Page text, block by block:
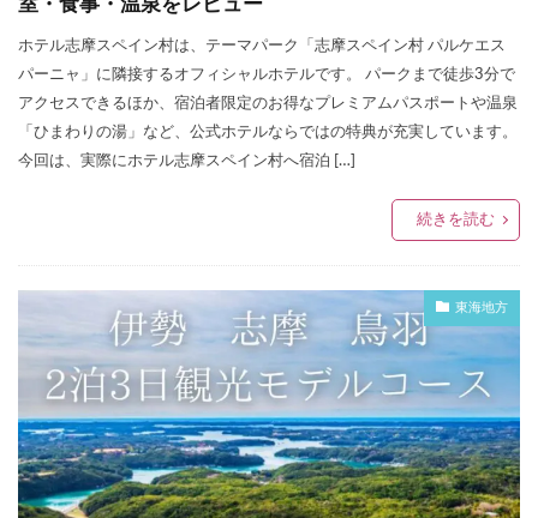
室・食事・温泉をレビュー
ホテル志摩スペイン村は、テーマパーク「志摩スペイン村 パルケエス
パーニャ」に隣接するオフィシャルホテルです。 パークまで徒歩3分で
アクセスできるほか、宿泊者限定のお得なプレミアムパスポートや温泉
「ひまわりの湯」など、公式ホテルならではの特典が充実しています。
今回は、実際にホテル志摩スペイン村へ宿泊 […]
続きを読む
東海地方